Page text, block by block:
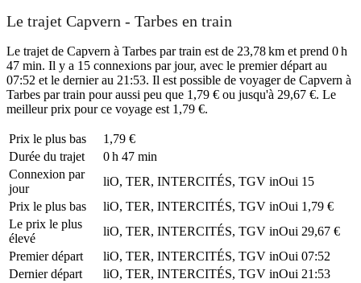
Le trajet Capvern - Tarbes en train
Le trajet de Capvern à Tarbes par train est de 23,78 km et prend 0 h
47 min. Il y a 15 connexions par jour, avec le premier départ au
07:52 et le dernier au 21:53. Il est possible de voyager de Capvern à
Tarbes par train pour aussi peu que 1,79 € ou jusqu'à 29,67 €. Le
meilleur prix pour ce voyage est 1,79 €.
Prix ​​le plus bas
1,79 €
Durée du trajet
0 h 47 min
Connexion par
jour
liO, TER, INTERCITÉS, TGV inOui 15
Prix ​​le plus bas
liO, TER, INTERCITÉS, TGV inOui 1,79 €
Le prix le plus
élevé
liO, TER, INTERCITÉS, TGV inOui 29,67 €
Premier départ
liO, TER, INTERCITÉS, TGV inOui 07:52
Dernier départ
liO, TER, INTERCITÉS, TGV inOui 21:53